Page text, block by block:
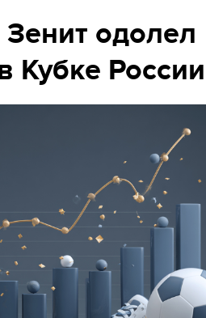
одолел
Кубке России